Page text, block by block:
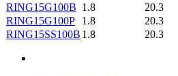
RING15G100B 1.8 20.3
RING15G100P
1.8 20.3
RING15SS100B 1.8 20.3